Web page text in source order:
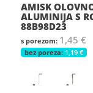
AMISK
ALUMINIJA S
88B98D23
1,45 €
1,19 €